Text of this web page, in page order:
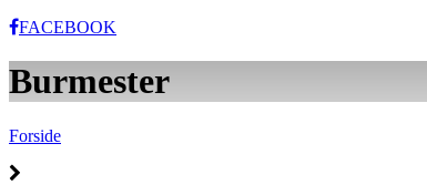
FACEBOOK
Burmester
Forside